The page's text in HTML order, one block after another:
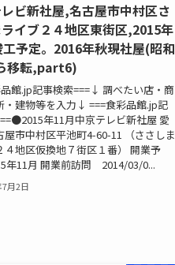
ビ新社屋,名古屋市中村区さ
イブ２４地区東街区,2015年
予定。2016年秋現社屋(昭和
移転,part6)
館.jp記事検索===↓ 調べたい店・商
・建物等を入力↓ ===食彩品館.jp記
年11月中京テレビ新社屋 愛
屋市中村区平池町4-60-11 （ささしま
４地区仮換地７街区１番） 開業予
11月 開業前訪問 2014/03/0...
月2日